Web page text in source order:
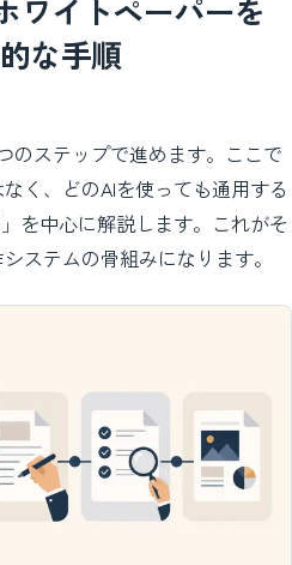
ワイトペーパーを
な手順
のステップで進めます。ここで
く、どのAIを使っても通用する
を中心に解説します。これがそ
ステムの骨組みになります。